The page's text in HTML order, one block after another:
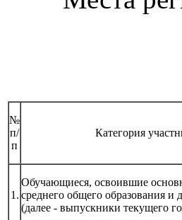
№
п/
п
Категория
1.
Обучающиеся, освоившие
среднего общего образования
(далее - выпускники текущего